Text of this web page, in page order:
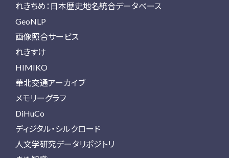
れきちめ：日本歴史地名統合データベース
GeoNLP
画像照合サービス
れきすけ
HIMIKO
華北交通アーカイブ
メモリーグラフ
DiHuCo
ディジタル・シルクロード
人文学研究データリポジトリ